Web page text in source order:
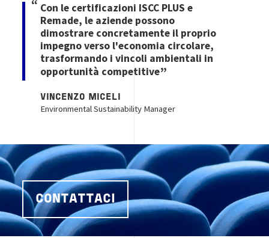
Con le certificazioni ISCC PLUS e
Remade, le aziende possono
dimostrare concretamente il proprio
impegno verso l'economia circolare,
trasformando i vincoli ambientali in
opportunità competitive
VINCENZO MICELI
Environmental Sustainability Manager
CONTATTACI